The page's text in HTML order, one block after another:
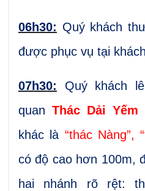
06h30: Quý khách
được phục vụ tại
07h30: Quý khách
quan Thác Dải Yếm
khác là “thác Nàng”,
có độ cao hơn 100m,
hai nhánh rõ rệt: